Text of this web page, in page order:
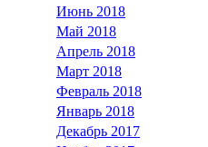
Июнь 2018
Май 2018
Апрель 2018
Март 2018
Февраль 2018
Январь 2018
Декабрь 2017